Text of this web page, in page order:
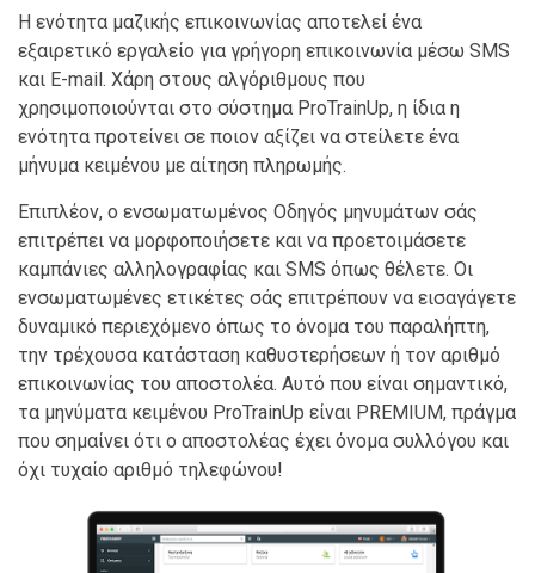
Η ενότητα μαζικής επικοινωνίας αποτελεί ένα
εξαιρετικό εργαλείο για γρήγορη επικοινωνία μέσω SMS
και Ε-mail. Χάρη στους αλγόριθμους που
χρησιμοποιούνται στο σύστημα ProTrainUp, η ίδια η
ενότητα προτείνει σε ποιον αξίζει να στείλετε ένα
μήνυμα κειμένου με αίτηση πληρωμής.
Επιπλέον, ο ενσωματωμένος Οδηγός μηνυμάτων σάς
επιτρέπει να μορφοποιήσετε και να προετοιμάσετε
καμπάνιες αλληλογραφίας και SMS όπως θέλετε. Οι
ενσωματωμένες ετικέτες σάς επιτρέπουν να εισαγάγετε
δυναμικό περιεχόμενο όπως το όνομα του παραλήπτη,
την τρέχουσα κατάσταση καθυστερήσεων ή τον αριθμό
επικοινωνίας του αποστολέα. Αυτό που είναι σημαντικό,
τα μηνύματα κειμένου ProTrainUp είναι PREMIUM, πράγμα
που σημαίνει ότι ο αποστολέας έχει όνομα συλλόγου και
όχι τυχαίο αριθμό τηλεφώνου!